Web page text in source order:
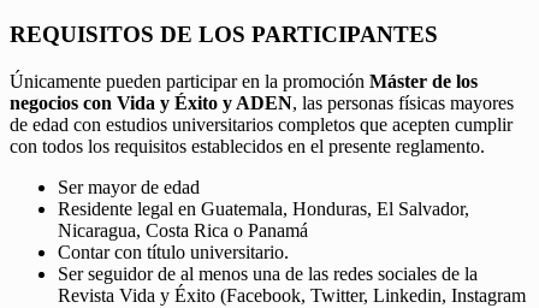
REQUISITOS DE LOS PARTICIPANTES
Únicamente pueden participar en la promoción Máster de los
negocios con Vida y Éxito y ADEN, las personas físicas mayores
de edad con estudios universitarios completos que acepten cumplir
con todos los requisitos establecidos en el presente reglamento.
Ser mayor de edad
Residente legal en Guatemala, Honduras, El Salvador,
Nicaragua, Costa Rica o Panamá
Contar con título universitario.
Ser seguidor de al menos una de las redes sociales de la
Revista Vida y Éxito (Facebook, Twitter, Linkedin, Instagram